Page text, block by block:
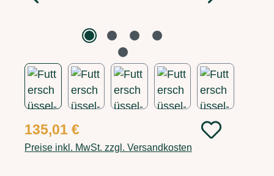
Regulärer Preis:
135,01 €
Preise inkl. MwSt. zzgl. Versandkosten